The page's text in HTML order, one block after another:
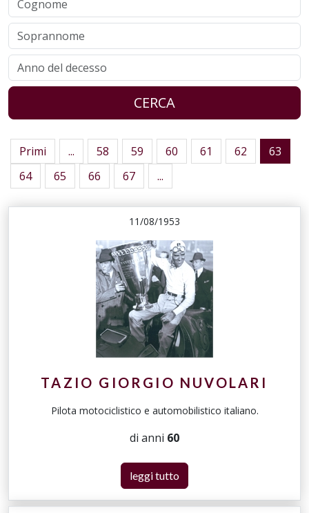
CERCA
Primi ... 58 59 60 61 62
63
64
65 66 67 ...
11/08/1953
TAZIO GIORGIO NUVOLARI
Pilota motociclistico e automobilistico italiano.
di anni 60
leggi tutto